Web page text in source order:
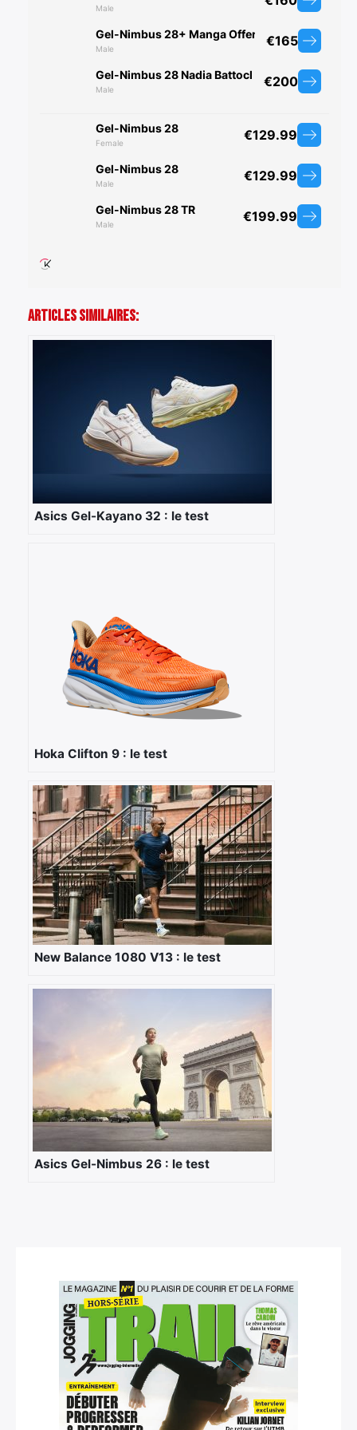
Articles Similaires:
Asics Gel-Kayano 32 : le test
Hoka Clifton 9 : le test
New Balance 1080 V13 : le test
Asics Gel-Nimbus 26 : le test
Rechercher